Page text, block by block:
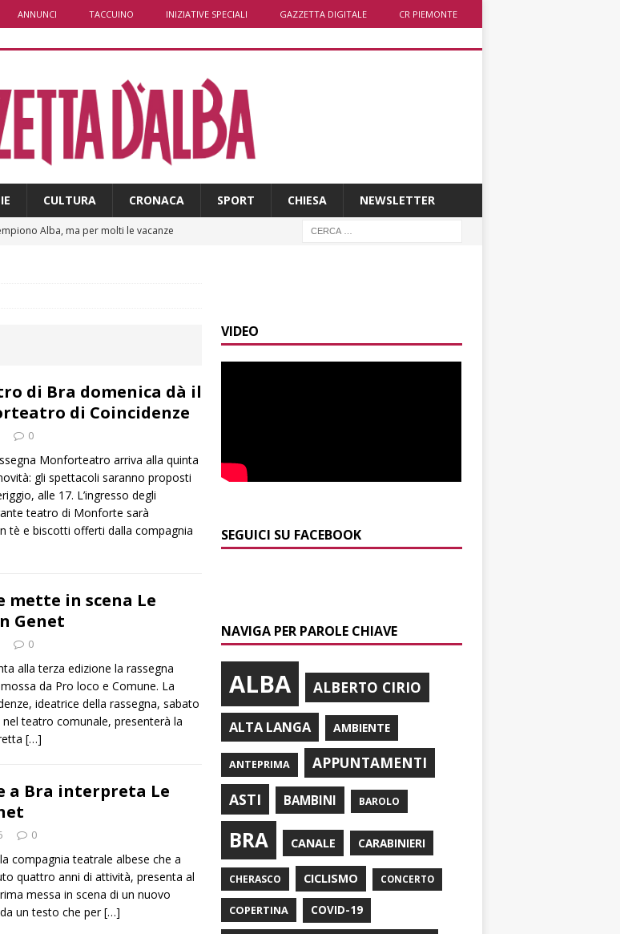
ANNUNCI TACCUINO INIZIATIVE SPECIALI GAZZETTA DIGITALE CR PIEMONTE
CULTURA CRONACA SPORT CHIESA NEWSLETTER
Alba, ma per molti le vacanze
romano trova finalmente una “nuova
del sale: la strada commerciale attraverso
13 progetti finanziati con 4 milioni
di Bra domenica dà il
di Coincidenze
0
Monforteatro arriva alla quinta
gli spettacoli saranno proposti
alle 17. L’ingresso degli
teatro di Monforte sarà
tè e biscotti offerti dalla compagnia
mette in scena Le
Genet
0
alla terza edizione la rassegna
da Pro loco e Comune. La
ideatrice della rassegna, sabato
nel teatro comunale, presenterà la
[…]
a Bra interpreta Le
0
compagnia teatrale albese che a
quattro anni di attività, presenta al
messa in scena di un nuovo
un testo che per[…]
VIDEO
SEGUICI SU FACEBOOK
NAVIGA PER PAROLE CHIAVE
ALBA ALBERTO CIRIO
ALTA LANGA AMBIENTE
ANTEPRIMA
APPUNTAMENTI
ASTI
BAMBINI BAROLO
BRA CANALE CARABINIERI
CHERASCO CICLISMO CONCERTO
COPERTINA COVID-19